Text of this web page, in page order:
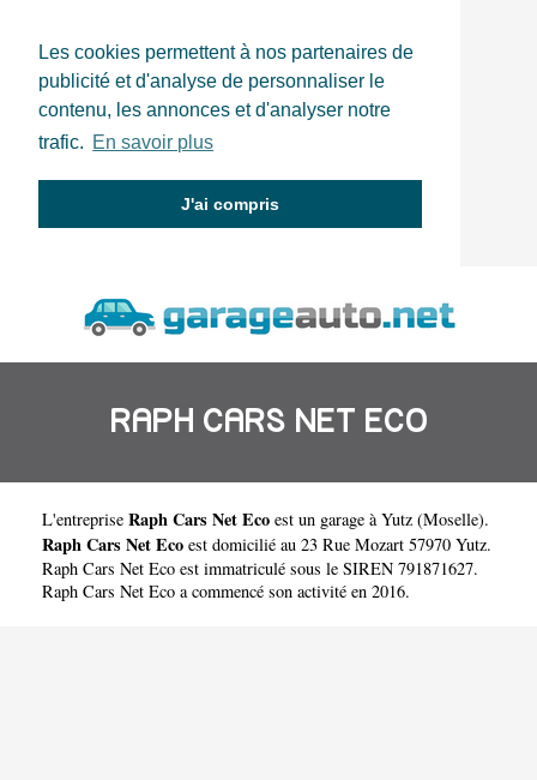
Les cookies permettent à nos partenaires de
publicité et d'analyse de personnaliser le
contenu, les annonces et d'analyser notre
trafic. En savoir plus
J'ai compris
RAPH CARS NET ECO
L'entreprise Raph Cars Net Eco est un garage à Yutz (Moselle).
Raph Cars Net Eco est domicilié au 23 Rue Mozart 57970 Yutz.
Raph Cars Net Eco est immatriculé sous le SIREN 791871627.
Raph Cars Net Eco a commencé son activité en 2016.